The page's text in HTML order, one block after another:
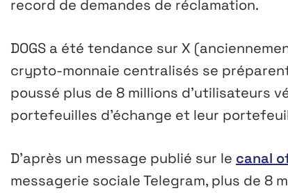
record de demandes de réclamation.
DOGS a été tendance sur X
crypto-monnaie centralisés se
poussé plus de 8 millions d’utilisateurs
portefeuilles d’échange et leur
D’après un message publié sur le canal
messagerie sociale Telegram, plus de 8